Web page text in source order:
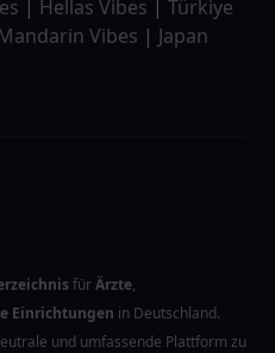
| Hellas Vibes | Türkiye
Vibes | Japan
fürÄrzte,
Einrichtungen in Deutschland.
und umfassende Plattform zu